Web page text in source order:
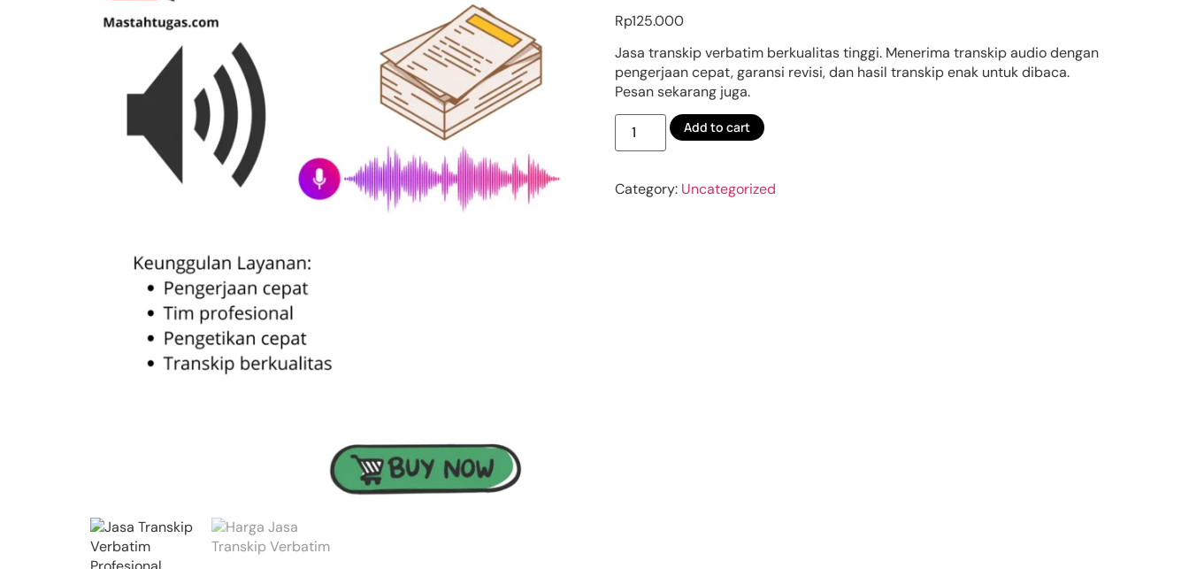
Rp125.000
Jasa transkip verbatim berkualitas tinggi. Menerima transkip audio dengan
pengerjaan cepat, garansi revisi, dan hasil transkip enak untuk dibaca.
Pesan sekarang juga.
Add to cart
Category: Uncategorized